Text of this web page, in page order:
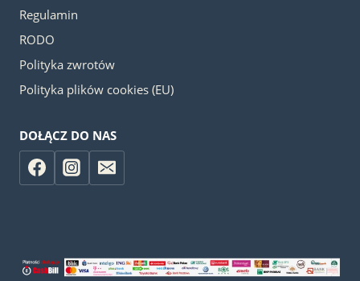
Regulamin
RODO
Polityka zwrotów
Polityka plików cookies (EU)
DOŁĄCZ DO NAS